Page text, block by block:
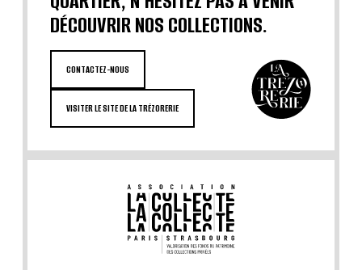
DÉCOUVRIR NOS COLLECTIONS.
CONTACTEZ-NOUS
VISITER LE SITE DE LA TRÉZORERIE